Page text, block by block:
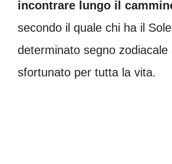
incontrare lungo il
secondo il quale chi ha il
determinato segno zodiacale
sfortunato per tutta la vita.